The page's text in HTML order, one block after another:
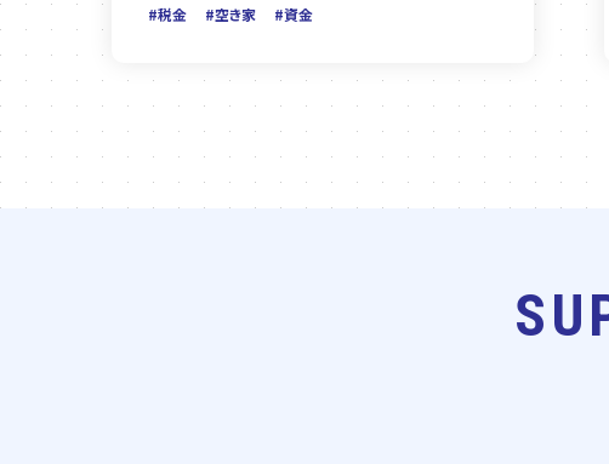
#税金
#空き家 #資金